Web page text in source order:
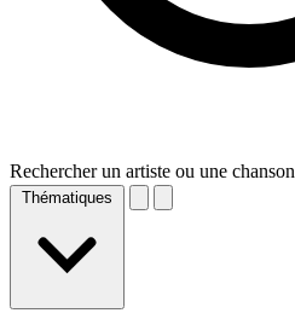
Rechercher un artiste ou une chanson
Thématiques